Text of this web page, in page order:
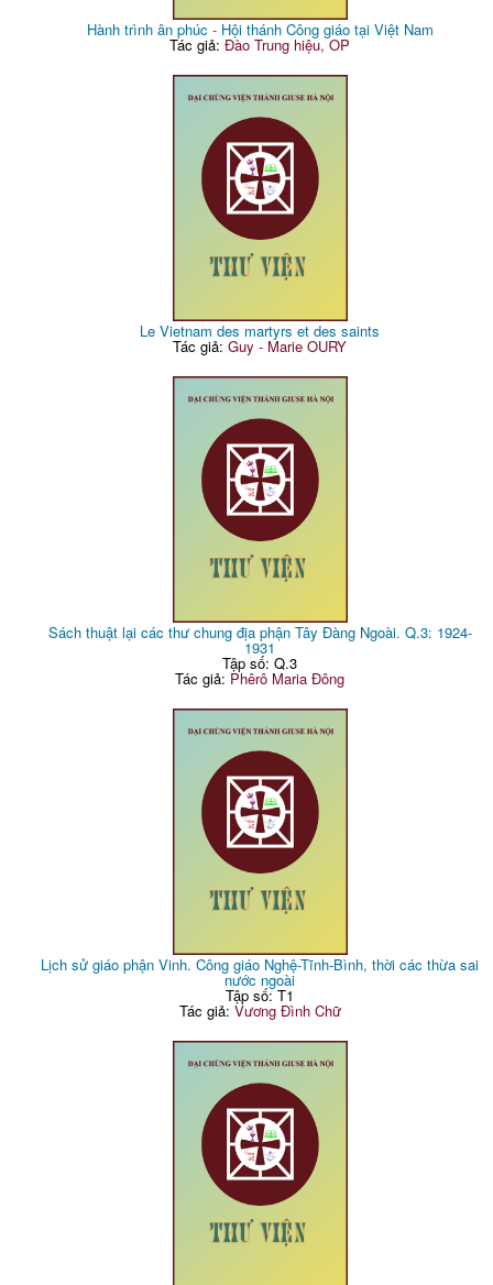
Hành trình ân phúc - Hội thánh Công giáo tại Việt Nam
Tác giả:Đào Trung hiệu, OP
Le Vietnam des martyrs et des saints
Tác giả:Guy - Marie OURY
Sách thuật lại các thư chung địa phận Tây Đàng Ngoài. Q.3: 1924-
1931
Tập số: Q.3
Tác giả: Phêrô Maria Đông
Lịch sử giáo phận Vinh. Công giáo Nghệ-Tĩnh-Bình, thời các thừa sai
nước ngoài
Tập số: T1
Tác giả: Vương Đình Chữ